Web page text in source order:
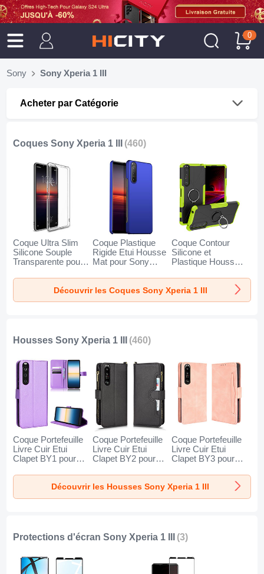
0
Sony Sony Xperia 1 III
Acheter par Catégorie
Coques Sony Xperia 1 III (460)
Coque Ultra Slim
Silicone Souple
Transparente pour
Clair
Coque Plastique
Rigide Etui Housse
Mat pour Sony
Coque Contour
Silicone et
Plastique Housse
Magnetique
Support Bague
Anneau JX1 pour
Découvrir les Coques Sony Xperia 1 III
Housses Sony Xperia 1 III (460)
Coque Portefeuille
Livre Cuir Etui
Clapet BY1 pour
Violet
Coque Portefeuille
Livre Cuir Etui
Clapet BY2 pour
Noir
Coque Portefeuille
Livre Cuir Etui
Clapet BY3 pour
Rose
Découvrir les Housses Sony Xperia 1 III
Protections d'écran Sony Xperia 1 III (3)